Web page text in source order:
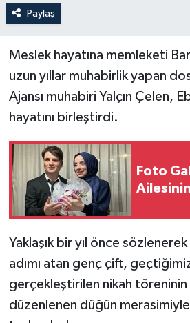
Paylaş
Meslek hayatına memleketi
uzun yıllar muhabirlik yapan
Ajansı muhabiri Yalçın Çelen,
hayatını birleştirdi.
Foto Galeri:
Yaklaşık bir yıl önce
adımı atan genç çift,
gerçekleştirilen nikah töreninin
düzenlenen düğün merasimiyle
Yaşam
DÜNYA
YEREL